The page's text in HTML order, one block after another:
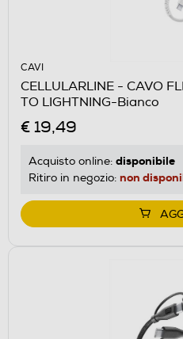
CAVI
CELLULARLINE - CAVO
TO LIGHTNING-Bianco
€ 19,49
Acquisto online: disponibile
Ritiro in negozio: non